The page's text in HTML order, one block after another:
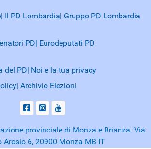
| Il PD Lombardia| Gruppo PD Lombardia
PD| Eurodeputati PD
del PD| Noi e la tua privacy
| Archivio Elezioni
provinciale di Monza e Brianza. Via
Arosio 6, 20900 Monza MB IT